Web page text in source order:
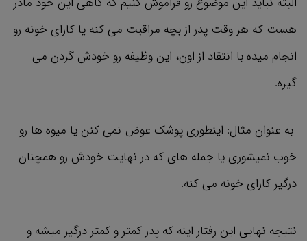
هست که هر وقت پدر از بچه مراقبت می کنه یا کارای خونه رو
انجام میده با انتقاد از اون، این وظیفه رو خودش گردن می
گیره.
به عنوان مثال: اینطوری پوشک عوض نمی کنن یا میوه ها رو
خوب نمیشوری یا جمله های که در نهایت خودش رو همچنان
درگیر کارای خونه می کنه.
نتیجه نهایی این رفتار اینه که پدر کمتر و کمتر درگیر میشه و